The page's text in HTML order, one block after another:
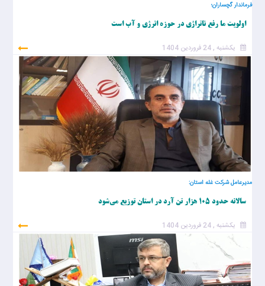
فرماندار گچساران؛
اولویت ما رفع ناتراژی در حوزه انرژی و آب است
یکشنبه , 24 فروردین 1404
مدیرعامل شرکت غله استان:
سالانه حدود ۱۰۵ هزار تن آرد در استان توزیع می‌شود
یکشنبه , 24 فروردین 1404